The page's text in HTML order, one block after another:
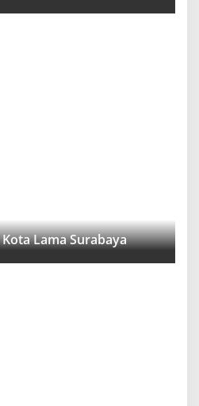
Lama Surabaya